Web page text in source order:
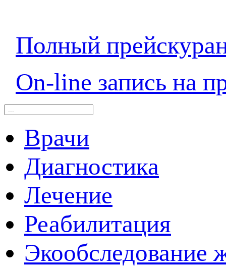
Полный
On-line запись на
Врачи
Диагностика
Лечение
Реабилитация
Экообследование